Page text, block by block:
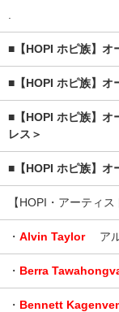
■【HOPI ホピ族】オ
■【HOPI ホピ族】オ
■【HOPI ホピ族】オ
レス＞
■【HOPI ホピ族】オ
【HOPI・アーティス
・ Alvin Taylor ア
・ Berra
・ Bennett